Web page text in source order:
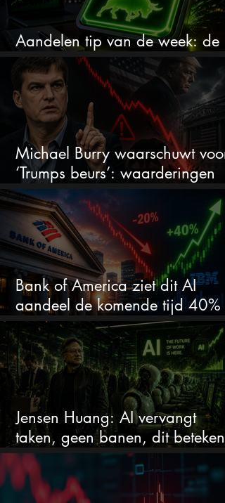
Aandelen tip van de week: de
markt onderschat dit AI-bedrijf
Michael Burry waarschuwt voor
‘Trumps beurs’: waarderingen
doen er niet meer toe
Bank of America ziet dit AI
aandeel de komende tijd 40%
stijgen na 20% daling
Jensen Huang: AI vervangt
taken, geen banen, dit betekent
het voor AI-aandelen